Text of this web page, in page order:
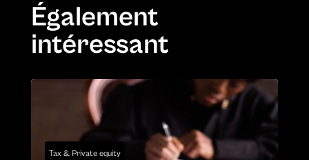
Également
intéressant
Tax & Private equity